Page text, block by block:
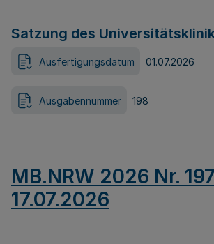
Satzung des
Ausfertigungsdatum 01.07.2026
Ausgabennummer 198
MB.NRW 2026 Nr.
17.07.2026